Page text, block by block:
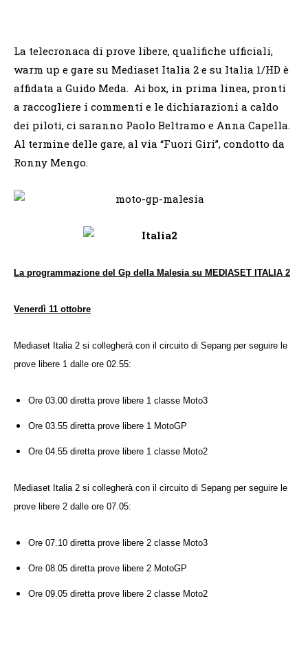
La telecronaca di prove libere, qualifiche ufficiali,
warm up e gare su Mediaset Italia 2 e su Italia 1/HD è
affidata a Guido Meda. Ai box, in prima linea, pronti
a raccogliere i commenti e le dichiarazioni a caldo
dei piloti, ci saranno Paolo Beltramo e Anna Capella.
Al termine delle gare, al via “Fuori Giri”, condotto da
Ronny Mengo.
La programmazione del Gp della Malesia su MEDIASET ITALIA 2
Venerdì 11 ottobre
Mediaset Italia 2 si collegherà con il circuito di Sepang per seguire le
prove libere 1 dalle ore 02.55:
Ore 03.00 diretta prove libere 1 classe Moto3
Ore 03.55 diretta prove libere 1 MotoGP
Ore 04.55 diretta prove libere 1 classe Moto2
Mediaset Italia 2 si collegherà con il circuito di Sepang per seguire le
prove libere 2 dalle ore 07.05:
Ore 07.10 diretta prove libere 2 classe Moto3
Ore 08.05 diretta prove libere 2 MotoGP
Ore 09.05 diretta prove libere 2 classe Moto2